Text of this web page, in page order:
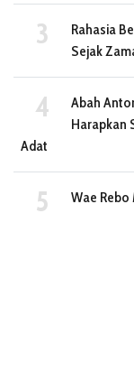
Rahasia
Sejak
Abah
Harapkan
Adat
Wae